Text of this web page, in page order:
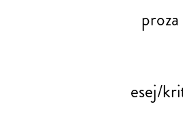
proza
esej/